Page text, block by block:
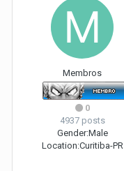
Membros
0
4937 posts
Gender:Male
Location:Curitiba-PR